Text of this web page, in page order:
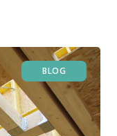
BLOG